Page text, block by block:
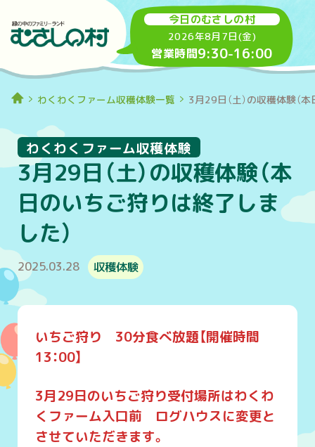
今日のむさしの村
2026年8月7日(金)
営業時間9:30-16:00
わくわくファーム収穫体験一覧 3月29日（土）の収穫体験（
3月29日（土）の収穫体験（本
日のいちご狩りは終了しま
した）
わくわくファーム収穫体験
2025.03.28 収穫体験
いちご狩り 30分食べ放題【開催時間
13：00】
3月29日のいちご狩り受付場所はわくわ
くファーム入口前 ログハウスに変更と
させていただきます。